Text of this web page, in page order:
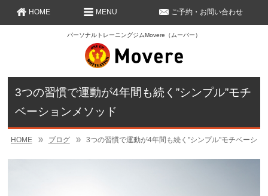
パーソナルトレーニングジムMovere（ムーバー）
HOME ご予約・お問い合わせ
MENU
3つの習慣で運動が4年間も続く”シンプル”モチ
ベーションメソッド
HOME ブログ 3つの習慣で運動が4年間も続く"シンプル"モチベーショ